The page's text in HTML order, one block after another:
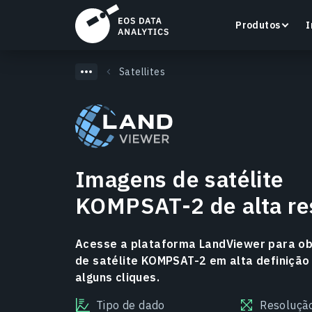
Produtos
LandViewer
Pesquise, visualize e analise imagens de satélite
diretamente no seu navegador.
Saiba mais
Satellites
Imagens de satélite
KOMPSAT-2 de alta
Acesse a plataforma LandViewer para
de satélite KOMPSAT-2 em alta definição
alguns cliques.
Tipo de dado